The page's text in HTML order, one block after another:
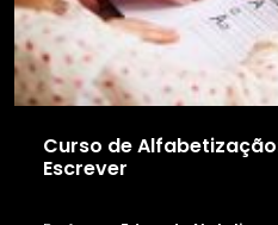
Curso de
Escrever